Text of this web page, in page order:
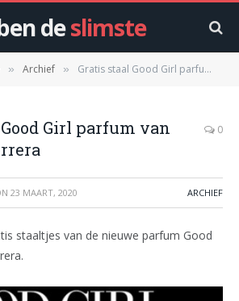
deslimste
» Archief » Gratis staal Good Girl parfum van Carolina Herrera
Girl parfum van
0
23 MAART, 2020 ARCHIEF
staaltjes van de nieuwe parfum Good